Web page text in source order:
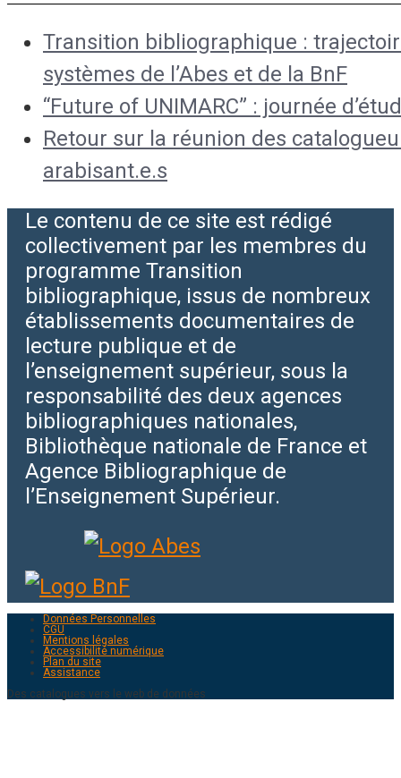
Transition bibliographique :
systèmes de l’Abes et de la BnF
“Future of UNIMARC” : journée
Retour sur la réunion des
arabisant.e.s
Le contenu de ce site est rédigé
collectivement par les membres du
programme Transition
bibliographique, issus de nombreux
établissements documentaires de
lecture publique et de
l’enseignement supérieur, sous la
responsabilité des deux agences
bibliographiques nationales,
Bibliothèque nationale de France et
Agence Bibliographique de
l’Enseignement Supérieur.
Données Personnelles
CGU
Mentions légales
Accessibilité numérique
Plan du site
Assistance
Des catalogues vers le web de données